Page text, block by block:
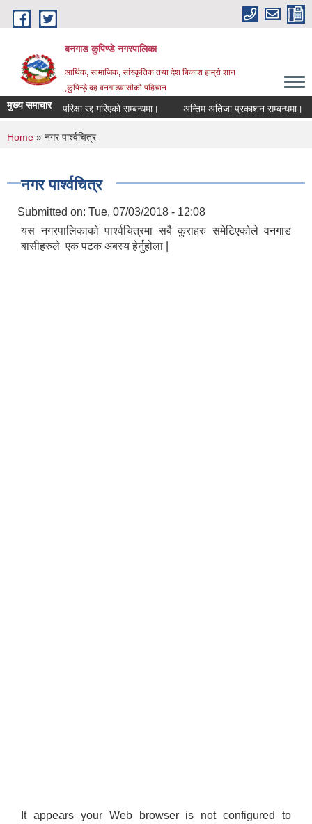
Skip to main content
बनगाड कुपिण्डे नगरपालिका
आर्थिक, सामाजिक, सांस्कृतिक तथा देश बिकाश हाम्रो शान
,कुपिन्ड़े दह वनगाडवासीको पहिचान
मुख्य समाचारपरिक्षा रद्द गरिएको सम्बन्धमा। अन्तिम अतिजा प्रकाशन सम्बन्धमा।
You are here
Home » नगर पार्श्वचित्र
नगर पार्श्वचित्र
Submitted on: Tue, 07/03/2018 - 12:08
यस नगरपालिकाको पार्श्वचित्रमा सबै कुराहरु समेटिएकोले वनगाड
बासीहरुले एक पटक अबस्य हेर्नुहोला |
It appears your Web browser is not configured to